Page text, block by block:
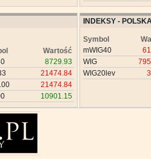
Wartość
8729.93
21474.84
21474.84
10901.15
INDEKSY -
Symbol
mWIG40
WIG
WIG20lev